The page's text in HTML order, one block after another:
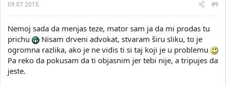
09.07.2015. #9
Nemoj sada da menjas teze, mator sam ja da mi prodas tu
prichu
Nisam drveni advokat, stvaram širu sliku, to je
ogromna razlika, ako je ne vidis ti si taj koji je u problemu
Pa reko da pokusam da ti objasnim jer tebi nije, a tripujes da
jeste.